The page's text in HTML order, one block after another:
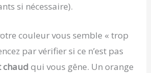
si nécessaire).
couleur vous semble « trop
par vérifier si ce n’est pas
chaud qui vous gêne. Un orange